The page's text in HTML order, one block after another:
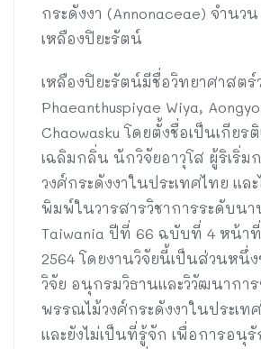
กระดังงา (Annonaceae) จำนว
เหลืองปิยะรัตน์
เหลืองปิยะรัตน์มีชื่อวิทยาศาสตร์
Phaeanthuspiyae Wiya,
Chaowasku โดยตั้งชื่อเป็นเกียร
เฉลิมกลิ่น นักวิจัยอาวุโส ผู้ริเริ่ม
วงศ์กระดังงาในประเทศไทย แล
พิมพ์ในวารสารวิชาการระดับนา
Taiwania ปีที่ 66 ฉบับที่ 4 หน้า
2564 โดยงานวิจัยนี้เป็นส่วนหนึ่
วิจัย อนุกรมวิธานและวิวัฒนากา
พรรณไม้วงศ์กระดังงาในประเท
และยังไม่เป็นที่รู้จัก เพื่อการอนุ